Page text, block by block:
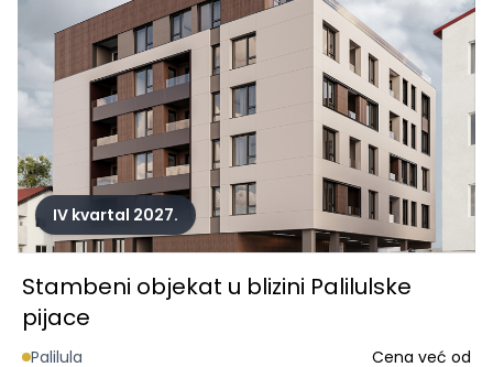
IV kvartal 2027.
Stambeni objekat u blizini Palilulske
pijace
Palilula Cena već od